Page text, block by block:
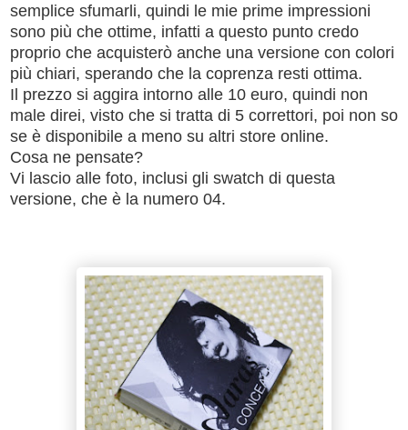
semplice sfumarli, quindi le mie prime impressioni
sono più che ottime, infatti a questo punto credo
proprio che acquisterò anche una versione con colori
più chiari, sperando che la coprenza resti ottima.
Il prezzo si aggira intorno alle 10 euro, quindi non
male direi, visto che si tratta di 5 correttori, poi non so
se è disponibile a meno su altri store online.
Cosa ne pensate?
Vi lascio alle foto, inclusi gli swatch di questa
versione, che è la numero 04.